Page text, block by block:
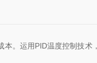
本。运用PID温度控制技